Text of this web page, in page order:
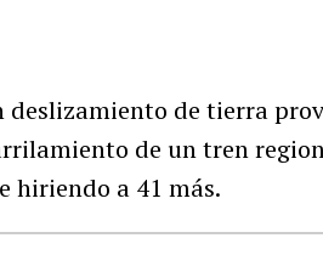
de tierra
de un tren
hiriendo a 41 más.